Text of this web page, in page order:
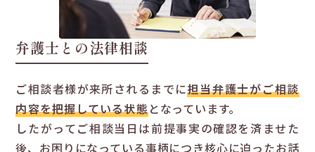
弁護士との法律相談
ご相談者様が来所されるまでに担当弁護士がご相談
内容を把握している状態となっています。
したがってご相談当日は前提事実の確認を済ませた
後、お困りになっている事柄につき核心に迫ったお話